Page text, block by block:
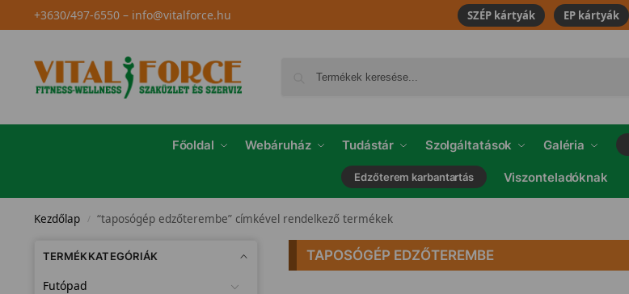
+3630/497-6550– info@vitalforce.hu SZÉP kártyák EP kártyák
Főoldal Webáruház Tudástár Szolgáltatások Galéria
Edzőterem karbantartás Viszonteladóknak
Kezdőlap / “taposógép edzőterembe” címkével rendelkező termékek
TAPOSÓGÉP EDZŐTEREMBE
TERMÉKKATEGÓRIÁK
Futópad